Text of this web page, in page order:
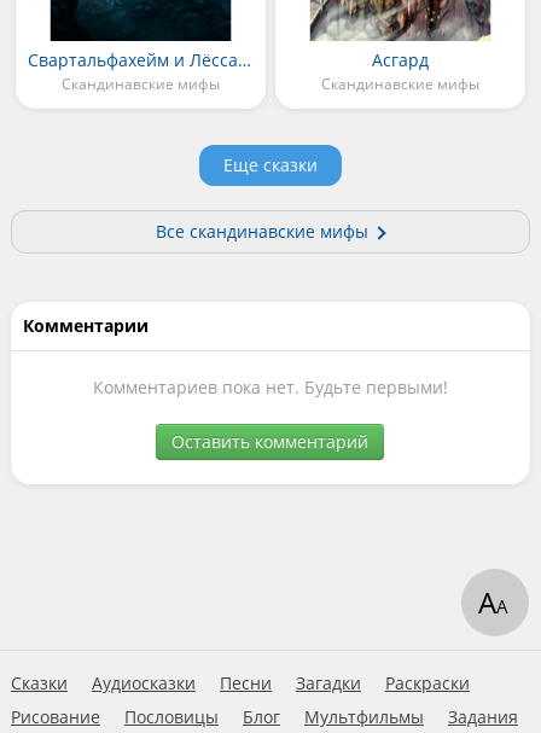
Свартальфахейм и Лёссальфахейм
Скандинавские мифы
Асгард
Скандинавские мифы
Еще сказки
Все скандинавские мифы
Комментарии
Комментариев пока нет. Будьте первыми!
Оставить комментарий
Сказки Аудиосказки Песни Загадки
Раскраски
Рисование
Пословицы Блог Мультфильмы Задания
АА